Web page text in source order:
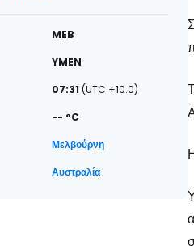
MEB
YMEN
07:31 (UTC +10.0)
-- °C
Μελβούρνη
Αυστραλία